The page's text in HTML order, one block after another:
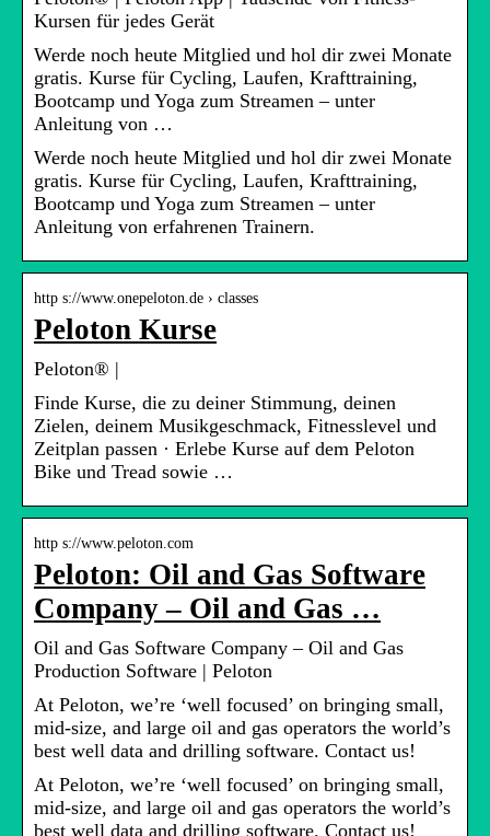
Kursen für jedes Gerät
Werde noch heute Mitglied und hol dir zwei Monate
gratis. Kurse für Cycling, Laufen, Krafttraining,
Bootcamp und Yoga zum Streamen – unter
Anleitung von …
Werde noch heute Mitglied und hol dir zwei Monate
gratis. Kurse für Cycling, Laufen, Krafttraining,
Bootcamp und Yoga zum Streamen – unter
Anleitung von erfahrenen Trainern.
http s://www.onepeloton.de › classes
Peloton Kurse
Peloton® |
Finde Kurse, die zu deiner Stimmung, deinen
Zielen, deinem Musikgeschmack, Fitnesslevel und
Zeitplan passen · Erlebe Kurse auf dem Peloton
Bike und Tread sowie …
http s://www.peloton.com
Peloton: Oil and Gas Software
Company – Oil and Gas …
Oil and Gas Software Company – Oil and Gas
Production Software | Peloton
At Peloton, we’re ‘well focused’ on bringing small,
mid-size, and large oil and gas operators the world’s
best well data and drilling software. Contact us!
At Peloton, we’re ‘well focused’ on bringing small,
mid-size, and large oil and gas operators the world’s
best well data and drilling software. Contact us!